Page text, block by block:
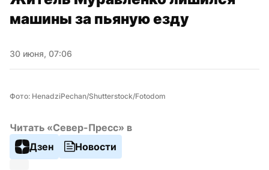
машины за пьяную езду
30 июня, 07:06
Фото: HenadziPechan/Shutterstock/Fotodom
Читать «Север-Пресс» в
Дзен
Новости